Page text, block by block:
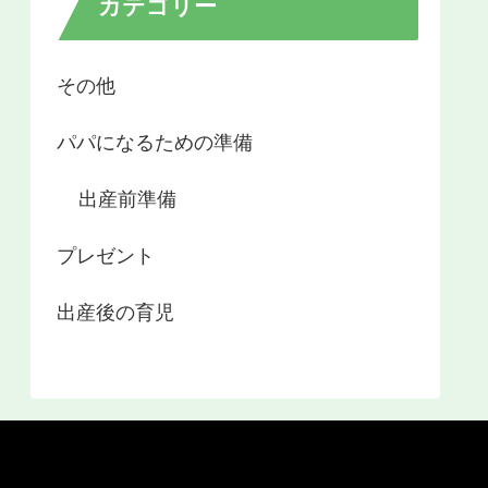
カテゴリー
その他
パパになるための準備
出産前準備
プレゼント
出産後の育児